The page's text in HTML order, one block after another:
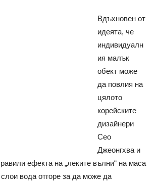
Вдъхновен от
идеята, че
индивидуалн
ия малък
обект може
да повлия на
цялото
корейските
дизайнери
Сео
Джеонгхва и
ефекта на „леките вълни“ на маса
вода отгоре за да може да